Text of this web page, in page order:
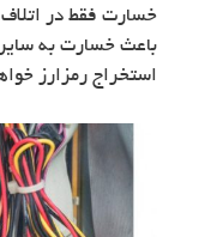
خسارت فقط در
باعث خسارت به
استخراج رمزارز